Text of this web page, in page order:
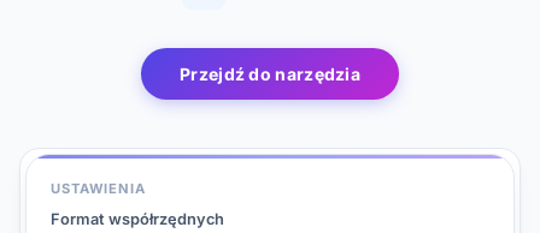
Przejdź do narzędzia
USTAWIENIA
Format współrzędnych